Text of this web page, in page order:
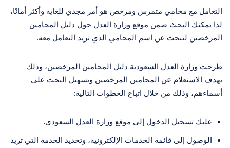
التعامل مع محامي متمرس ومرخص هو أمر مجدي للغاية وأكثر أمانًا،
لذا يمكنك البحث ضمن موقع وزارة العدل حول دليل المحامين
المرخصين لتبحث عن اسم المحامي الذي تريد التعامل معه.
طرحت وزارة العدل السعودية دليل المحامين المرخصين، وذلك
بهدف الاستعلام عن المحامين المرخصين وتسهيل البحث على
أسماءهم، وذلك من خلال اتباع الخطوات التالية:
عليك تسجيل الدخول إلى موقع وزارة العدل السعودي.
الوصول إلى قائمة الخدمات الإلكترونية، وتحديد الخدمة التي تريد